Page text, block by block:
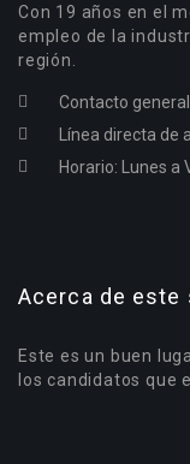
Con 19 años en el
empleo de la
región.
Contacto
Línea directa de
Horario: Lunes a
Acerca de este
Este es un buen
los candidatos que